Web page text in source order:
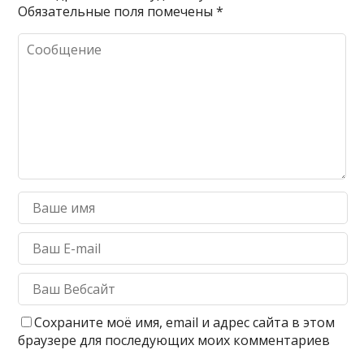
Обязательные поля помечены*
Сохраните моё имя, email и адрес сайта в этом
браузере для последующих моих комментариев